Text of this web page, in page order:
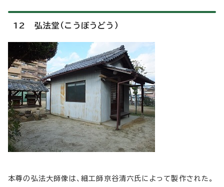
12 弘法堂（こうぼうどう）
本尊の弘法大師像は、細工師京谷清六氏によって製作された。